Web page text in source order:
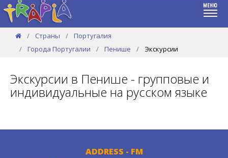
Страны
Португалия
Города Португалии
Пенише Экскурсии
Экскурсии в Пенише - групповые и
индивидуальные на русском языке
ADDRESS - FM